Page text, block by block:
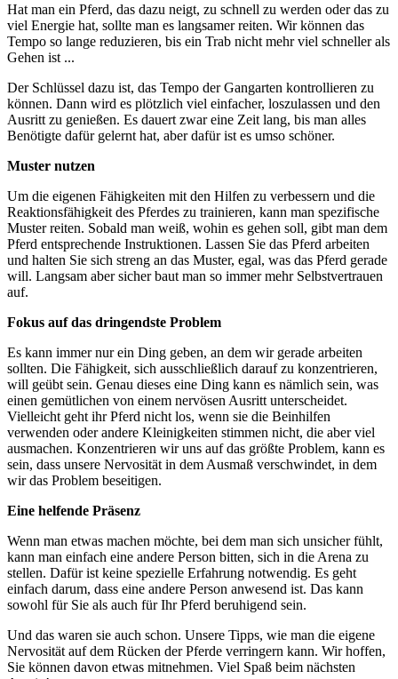
Hat man ein Pferd, das dazu neigt, zu schnell zu werden oder das zu
viel Energie hat, sollte man es langsamer reiten. Wir können das
Tempo so lange reduzieren, bis ein Trab nicht mehr viel schneller als
Gehen ist ...
Der Schlüssel dazu ist, das Tempo der Gangarten kontrollieren zu
können. Dann wird es plötzlich viel einfacher, loszulassen und den
Ausritt zu genießen. Es dauert zwar eine Zeit lang, bis man alles
Benötigte dafür gelernt hat, aber dafür ist es umso schöner.
Muster nutzen
Um die eigenen Fähigkeiten mit den Hilfen zu verbessern und die
Reaktionsfähigkeit des Pferdes zu trainieren, kann man spezifische
Muster reiten. Sobald man weiß, wohin es gehen soll, gibt man dem
Pferd entsprechende Instruktionen. Lassen Sie das Pferd arbeiten
und halten Sie sich streng an das Muster, egal, was das Pferd gerade
will. Langsam aber sicher baut man so immer mehr Selbstvertrauen
auf.
Fokus auf das dringendste Problem
Es kann immer nur ein Ding geben, an dem wir gerade arbeiten
sollten. Die Fähigkeit, sich ausschließlich darauf zu konzentrieren,
will geübt sein. Genau dieses eine Ding kann es nämlich sein, was
einen gemütlichen von einem nervösen Ausritt unterscheidet.
Vielleicht geht ihr Pferd nicht los, wenn sie die Beinhilfen
verwenden oder andere Kleinigkeiten stimmen nicht, die aber viel
ausmachen. Konzentrieren wir uns auf das größte Problem, kann es
sein, dass unsere Nervosität in dem Ausmaß verschwindet, in dem
wir das Problem beseitigen.
Eine helfende Präsenz
Wenn man etwas machen möchte, bei dem man sich unsicher fühlt,
kann man einfach eine andere Person bitten, sich in die Arena zu
stellen. Dafür ist keine spezielle Erfahrung notwendig. Es geht
einfach darum, dass eine andere Person anwesend ist. Das kann
sowohl für Sie als auch für Ihr Pferd beruhigend sein.
Und das waren sie auch schon. Unsere Tipps, wie man die eigene
Nervosität auf dem Rücken der Pferde verringern kann. Wir hoffen,
Sie können davon etwas mitnehmen. Viel Spaß beim nächsten